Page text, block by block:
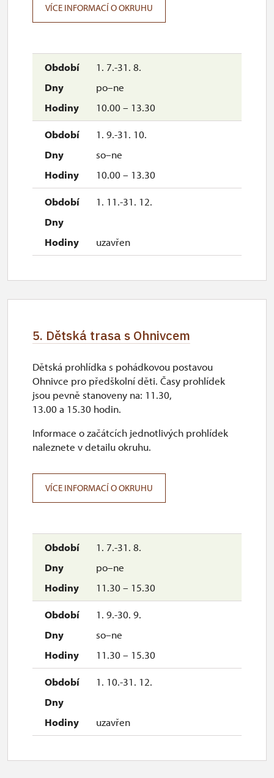
1. 7.-31. 8.
po–ne
10.00 – 13.30
1. 9.-31. 10.
so–ne
10.00 – 13.30
1. 11.-31. 12.
uzavřen
VÍCE INFORMACÍ O OKRUHU
5. Dětská trasa s Ohnivcem
1. 7.-31. 8.
po–ne
11.30 – 15.30
1. 9.-30. 9.
so–ne
11.30 – 15.30
1. 10.-31. 12.
uzavřen
Dětská prohlídka s pohádkovou postavou
Ohnivce pro předškolní děti. Časy prohlídek
jsou pevně stanoveny na: 11.30,
13.00 a 15.30 hodin.
Informace o začátcích jednotlivých prohlídek
naleznete v detailu okruhu.
VÍCE INFORMACÍ O OKRUHU